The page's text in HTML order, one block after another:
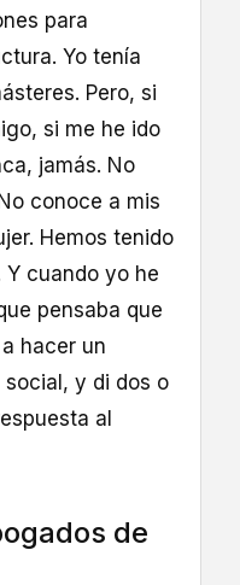
para
Yo tenía
Pero, si
si me he ido
jamás. No
conoce a mis
Hemos tenido
cuando yo he
pensaba que
hacer un
y di dos o
al
de